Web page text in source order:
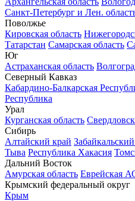
Санкт-Петербург и Лен.
Поволжье
Кировская область
Татарстан Самарская область
Юг
Астраханская область
Северный Кавказ
Кабардино-Балкарская
Республика
Урал
Курганская область
Сибирь
Алтайский край
Тыва Республика Хакасия
Дальний Восток
Амурская область Еврейская
Крымский федеральный округ
Крым